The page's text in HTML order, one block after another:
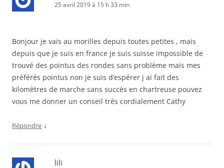
25 avril 2019 à 15 h 33 min
Bonjour je vais au morilles depuis toutes petites , mais
depuis que je suis en france je suis suisse impossible de
trouvé des pointus des rondes sans problème mais mes
préférés pointus non je suis d’espérer j ai fait des
kilomètres de marche sans succès en chartreuse pouvez
vous me donner un conseil très cordialement Cathy
Répondre ↓
lili